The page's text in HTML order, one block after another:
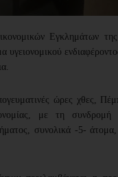
Εγκλημάτων
υγειονομικού
ώρες χθες,
με τη συνδρομή
συνολικά -5-